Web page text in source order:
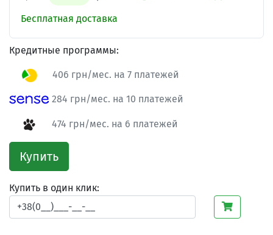
Бесплатная доставка
Кредитные программы:
406 грн/мес. на 7 платежей
284 грн/мес. на 10 платежей
474 грн/мес. на 6 платежей
Купить
Купить в один клик: